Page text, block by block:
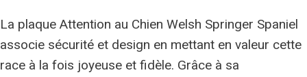
La plaque Attention au Chien Welsh Springer Spaniel
associe sécurité et design en mettant en valeur cette
race à la fois joyeuse et fidèle. Grâce à sa